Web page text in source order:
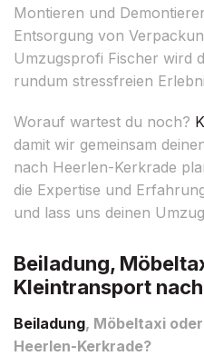
Montieren und
Entsorgung von
Umzugsprofi Fischer wird
rundum stressfreien
Worauf wartest du noch?
damit wir gemeinsam
nach Heerlen-Kerkrade
die Expertise und
und lass uns deinen
Beiladung,
Kleintransport
Beiladung, Möbeltaxi
Heerlen-Kerkrade?